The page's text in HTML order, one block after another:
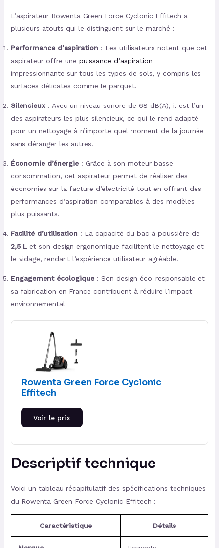
L’aspirateur Rowenta Green Force Cyclonic Effitech a
plusieurs atouts qui le distinguent sur le marché :
Performance d’aspiration : Les utilisateurs notent que cet
aspirateur offre une puissance d’aspiration
impressionnante sur tous les types de sols, y compris les
surfaces délicates comme le parquet.
Silencieux: Avec un niveau sonore de 68 dB(A), il est l’un
des aspirateurs les plus silencieux, ce qui le rend adapté
pour un nettoyage à n’importe quel moment de la journée
sans déranger les autres.
Économie d’énergie: Grâce à son moteur basse
consommation, cet aspirateur permet de réaliser des
économies sur la facture d’électricité tout en offrant des
performances d’aspiration comparables à des modèles
plus puissants.
Facilité d’utilisation : La capacité du bac à poussière de
2,5 Let son design ergonomique facilitent le nettoyage et
le vidage, rendant l’expérience utilisateur agréable.
Engagement écologique: Son design éco-responsable et
sa fabrication en France contribuent à réduire l’impact
environnemental.
Rowenta Green Force Cyclonic
Effitech
Voir le prix
Descriptif technique
Voici un tableau récapitulatif des spécifications techniques
du Rowenta Green Force Cyclonic Effitech :
Caractéristique Détails